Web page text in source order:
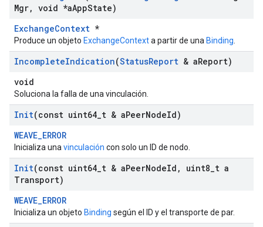
Mgr, void *aAppState)
ExchangeContext *
Produce un objeto ExchangeContexta partir de una Binding
IncompleteIndication(StatusReport & aReport)
void
Soluciona la falla de una vinculación.
Init(const uint64 t & aPeerNodeId)
WEAVE_ERROR
Inicializa una vinculación con solo un ID de nodo.
Init(const uint64 t & aPeerNodeId , uint8 t a
Transport)
WEAVE_ERROR
Inicializa un objeto Binding según el ID y el transporte de par.